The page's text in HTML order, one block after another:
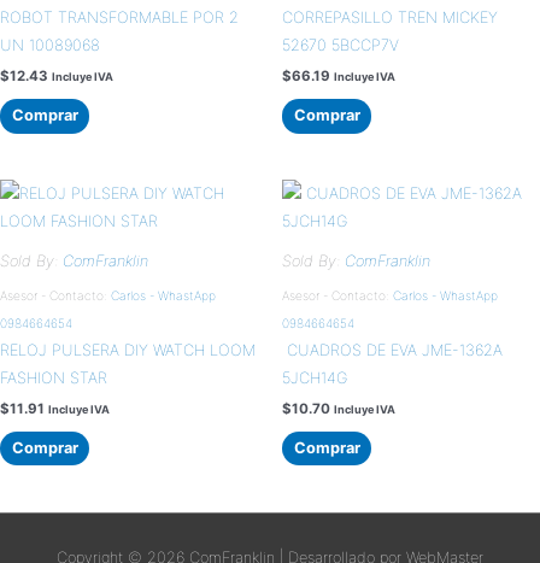
ROBOT TRANSFORMABLE POR 2
UN 10089068
$12.43 Incluye IVA
Comprar
CORREPASILLO TREN MICKEY
52670 5BCCP7V
$66.19 Incluye IVA
Comprar
Sold By: ComFranklin
Asesor - Contacto: Carlos - WhastApp
0984664654
RELOJ PULSERA DIY WATCH LOOM
FASHION STAR
$11.91 Incluye IVA
Comprar
Sold By: ComFranklin
Asesor - Contacto: Carlos - WhastApp
0984664654
CUADROS DE EVA JME-1362A
5JCH14G
$10.70 Incluye IVA
Comprar
Copyright © 2026 ComFranklin | Desarrollado por WebMaster